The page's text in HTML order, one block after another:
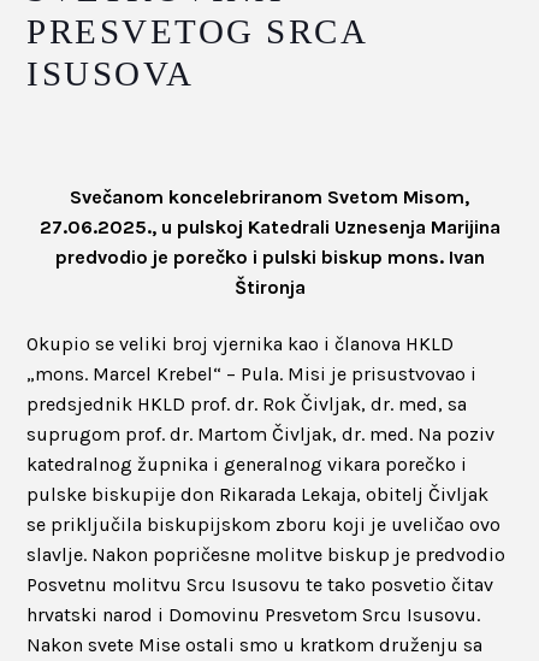
PRESVETOG SRCA
ISUSOVA
Svečanom koncelebriranom Svetom Misom,
27.06.2025., u pulskoj Katedrali Uznesenja Marijina
predvodio je porečko i pulski biskup mons. Ivan
Štironja
Okupio se veliki broj vjernika kao i članova HKLD
„mons. Marcel Krebel“ – Pula. Misi je prisustvovao i
predsjednik HKLD prof. dr. Rok Čivljak, dr. med, sa
suprugom prof. dr. Martom Čivljak, dr. med. Na poziv
katedralnog župnika i generalnog vikara porečko i
pulske biskupije don Rikarada Lekaja, obitelj Čivljak
se priključila biskupijskom zboru koji je uveličao ovo
slavlje. Nakon popričesne molitve biskup je predvodio
Posvetnu molitvu Srcu Isusovu te tako posvetio čitav
hrvatski narod i Domovinu Presvetom Srcu Isusovu.
Nakon svete Mise ostali smo u kratkom druženju sa